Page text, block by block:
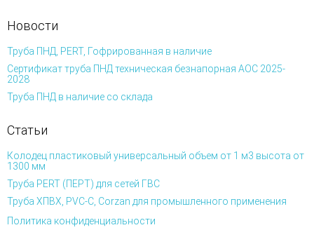
Новости
Труба ПНД, PERT, Гофрированная в наличие
Сертификат труба ПНД техническая безнапорная АОС 2025-
2028
Труба ПНД в наличие со склада
Статьи
Колодец пластиковый универсальный объем от 1 м3 высота от
1300 мм
Труба PERT (ПЕРТ) для сетей ГВС
Труба ХПВХ, PVC-C, Corzan для промышленного применения
Политика конфиденциальности